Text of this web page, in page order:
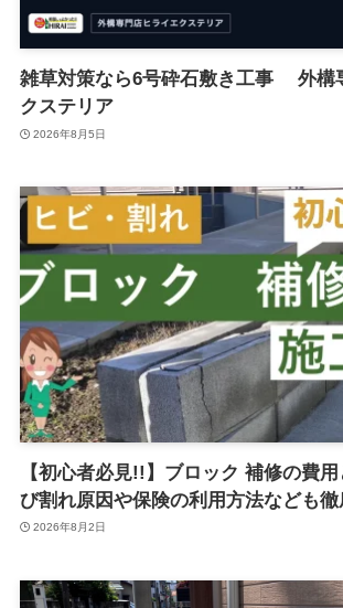
雑草対策なら6号砕石敷き工事 外構
クステリア
2026年8月5日
【初心者必見!!】ブロック 補修の費
び割れ原因や保険の利用方法なども
2026年8月2日